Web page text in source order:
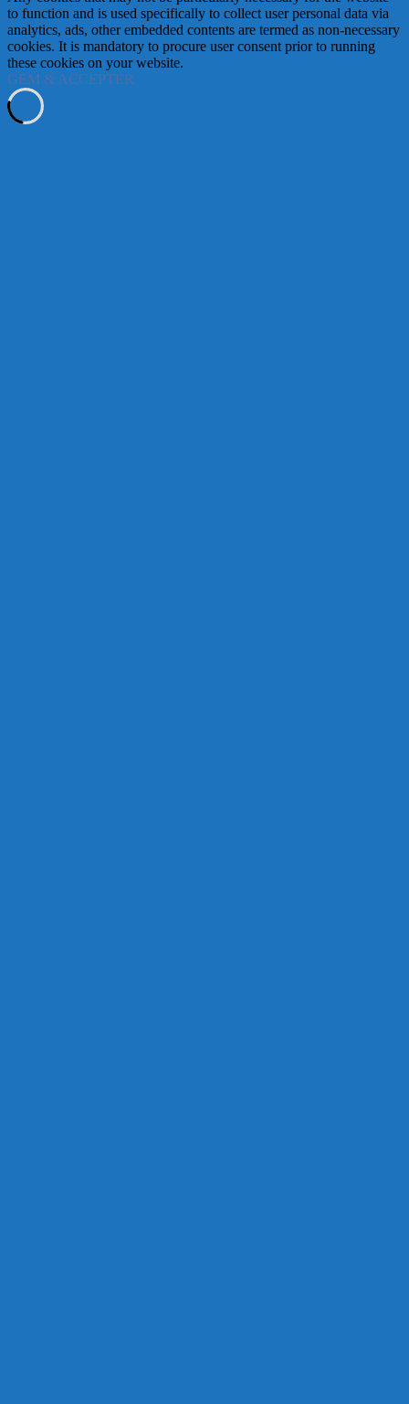
to function and is used specifically to collect user personal data via
analytics, ads, other embedded contents are termed as non-necessary
cookies. It is mandatory to procure user consent prior to running
these cookies on your website.
GEM & ACCEPTÈR